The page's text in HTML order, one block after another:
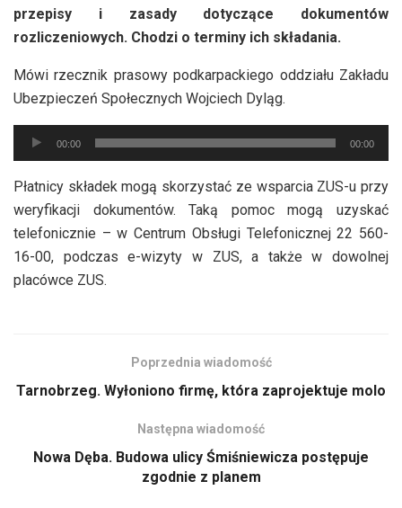
przepisy i zasady dotyczące dokumentów
rozliczeniowych. Chodzi o terminy ich składania.
Mówi rzecznik prasowy podkarpackiego oddziału Zakładu
Ubezpieczeń Społecznych Wojciech Dyląg.
Odtwarzacz
plików
dźwiękowych
00:00 00:00
Płatnicy składek mogą skorzystać ze wsparcia ZUS-u przy
weryfikacji dokumentów. Taką pomoc mogą uzyskać
telefonicznie – w Centrum Obsługi Telefonicznej 22 560-
16-00, podczas e-wizyty w ZUS, a także w dowolnej
placówce ZUS.
Poprzednia wiadomość
Tarnobrzeg. Wyłoniono firmę, która zaprojektuje molo
Następna wiadomość
Nowa Dęba. Budowa ulicy Śmiśniewicza postępuje
zgodnie z planem